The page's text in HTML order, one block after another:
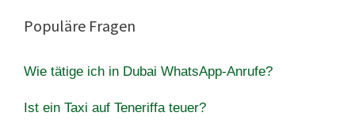
Populäre Fragen
Wie tätige ich in Dubai WhatsApp-Anrufe?
Ist ein Taxi auf Teneriffa teuer?